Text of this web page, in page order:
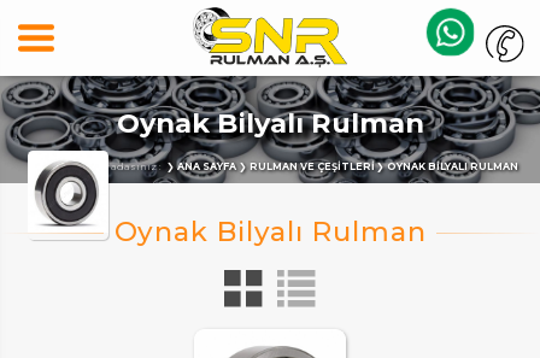
Buradasınız : OYNAK BILYALI RULMAN
RULMAN VE ÇEŞITLERI
ANA SAYFA
Oynak Bilyalı Rulman